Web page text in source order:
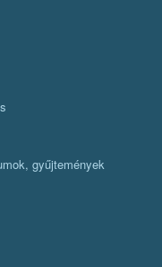
gyűjtemények